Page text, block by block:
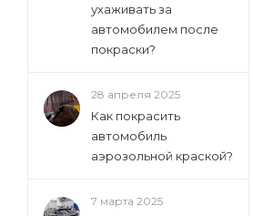
ухаживать за
автомобилем после
покраски?
28 апреля 2025
Как покрасить
автомобиль
аэрозольной краской?
7 марта 2025